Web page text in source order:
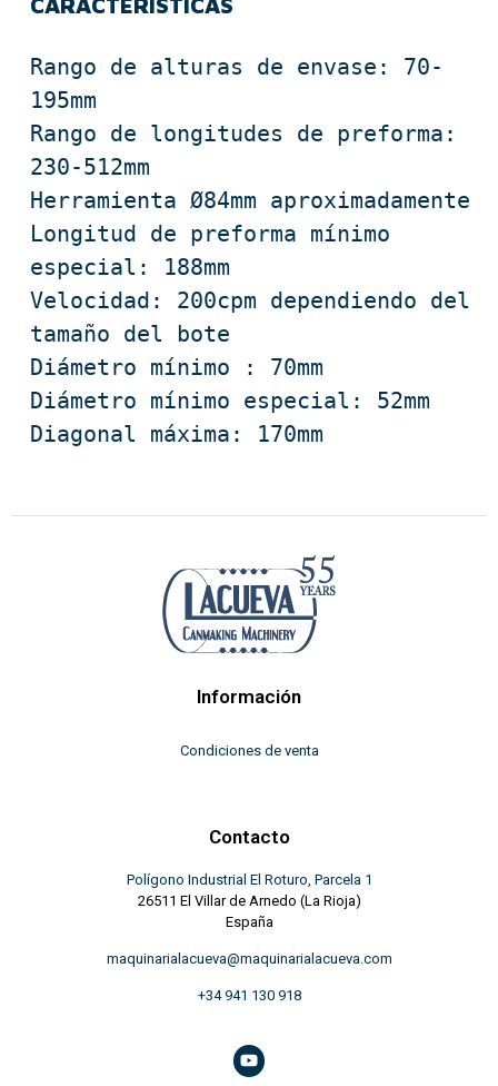
CARACTERÍSTICAS
Rango de alturas de envase: 70-
195mm
Rango de longitudes de preforma:
230-512mm
Herramienta Ø84mm aproximadamente
Longitud de preforma mínimo
especial: 188mm
Velocidad: 200cpm dependiendo del
tamaño del bote
Diámetro mínimo : 70mm
Diámetro mínimo especial: 52mm
Diagonal máxima: 170mm
Información
Condiciones de venta
Contacto
Polígono Industrial El Roturo, Parcela 1
26511 El Villar de Arnedo (La Rioja)
España
maquinarialacueva@maquinarialacueva.com
+34 941 130 918